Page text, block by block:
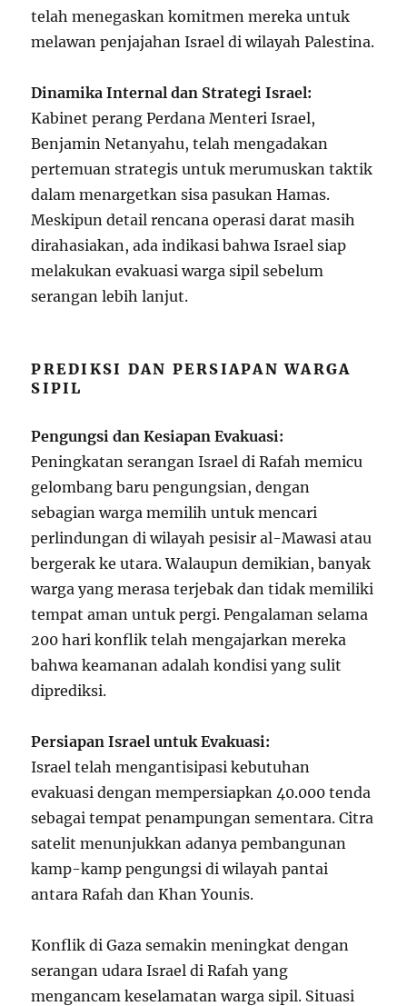
telah menegaskan komitmen mereka untuk
melawan penjajahan Israel di wilayah Palestina.
Dinamika Internal dan Strategi Israel:
Kabinet perang Perdana Menteri Israel,
Benjamin Netanyahu, telah mengadakan
pertemuan strategis untuk merumuskan taktik
dalam menargetkan sisa pasukan Hamas.
Meskipun detail rencana operasi darat masih
dirahasiakan, ada indikasi bahwa Israel siap
melakukan evakuasi warga sipil sebelum
serangan lebih lanjut.
PREDIKSI DAN PERSIAPAN WARGA
SIPIL
Pengungsi dan Kesiapan Evakuasi:
Peningkatan serangan Israel di Rafah memicu
gelombang baru pengungsian, dengan
sebagian warga memilih untuk mencari
perlindungan di wilayah pesisir al-Mawasi atau
bergerak ke utara. Walaupun demikian, banyak
warga yang merasa terjebak dan tidak memiliki
tempat aman untuk pergi. Pengalaman selama
200 hari konflik telah mengajarkan mereka
bahwa keamanan adalah kondisi yang sulit
diprediksi.
Persiapan Israel untuk Evakuasi:
Israel telah mengantisipasi kebutuhan
evakuasi dengan mempersiapkan 40.000 tenda
sebagai tempat penampungan sementara. Citra
satelit menunjukkan adanya pembangunan
kamp-kamp pengungsi di wilayah pantai
antara Rafah dan Khan Younis.
Konflik di Gaza semakin meningkat dengan
serangan udara Israel di Rafah yang
mengancam keselamatan warga sipil. Situasi